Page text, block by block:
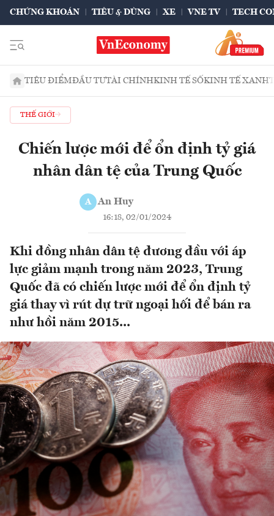
CHỨNG KHOÁN TIÊU & DÙNG XE VNE TV TECH
TIÊU ĐIỂMĐẦU TƯTÀI CHÍNHKINH TẾ SỐKINH TẾ XANH
THẾ GIỚI
Chiến lược mới để ổn định tỷ giá
nhân dân tệ của Trung Quốc
A An Huy
16:18, 02/01/2024
Khi đồng nhân dân tệ đương đầu với áp
lực giảm mạnh trong năm 2023, Trung
Quốc đã có chiến lược mới để ổn định tỷ
giá thay vì rút dự trữ ngoại hối để bán ra
như hồi năm 2015...